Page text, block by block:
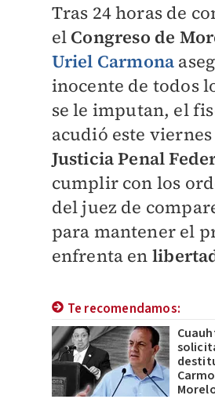
Tras 24 horas de
el Congreso de
Uriel Carmona
inocente de todos
se le imputan, el
acudió este
Justicia Penal
cumplir con los
del juez de
para mantener el
enfrenta en
Te recomendamos: